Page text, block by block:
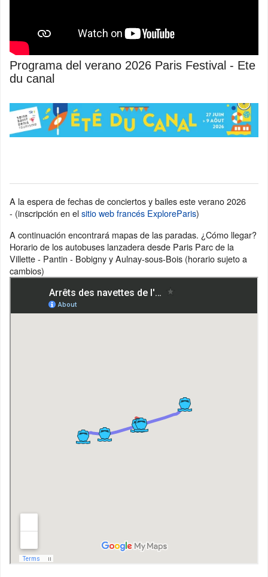
Programa del verano 2026 Paris Festival - Ete
du canal
A la espera de fechas de conciertos y bailes este verano 2026
- (inscripción en elsitio web francés ExploreParis)
A continuación encontrará mapas de las paradas. ¿Cómo llegar?
Horario de los autobuses lanzadera desde Paris Parc de la
Villette - Pantin - Bobigny y Aulnay-sous-Bois (horario sujeto a
cambios)